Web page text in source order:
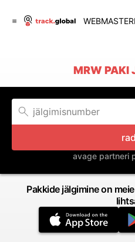
MRW PAKI
avage partneri
Pakkide jälgimine on